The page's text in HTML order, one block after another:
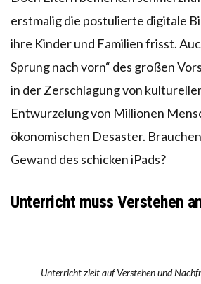
erstmalig die postulierte digitale
ihre Kinder und Familien frisst.
Sprung nach vorn“ des großen
in der Zerschlagung von
Entwurzelung von Millionen
ökonomischen Desaster.
Gewand des schicken iPads?
Unterricht muss Verstehen
Unterricht zielt auf Verstehen und